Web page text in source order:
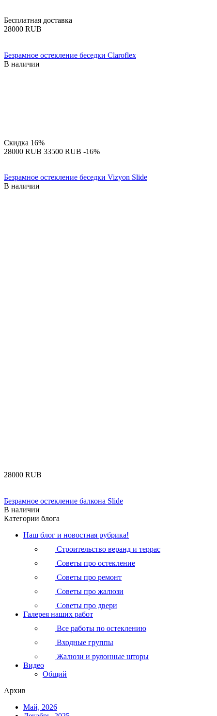
Бесплатная доставка
‍28000‍ RUB
Безрамное остекление беседки Claroflex
В наличии
Скидка 16%
‍28000‍ RUB ‍33500‍ RUB -16%
Безрамное остекление беседки Vizyon Slide
В наличии
‍28000‍ RUB
Безрамное остекление балкона Slide
В наличии
Категории блога
Наш блог и новостная рубрика!
Строительство веранд и террас
Советы про остекление
Советы про ремонт
Советы про жалюзи
Советы про двери
Галерея наших работ
Все работы по остеклению
Входные группы
Жалюзи и рулонные шторы
Видео
Общий
Архив
Май, 2026